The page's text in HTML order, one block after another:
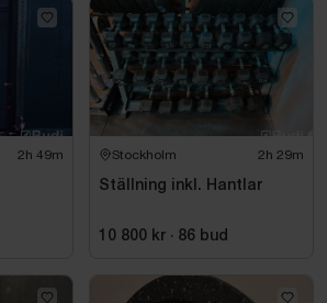
2h 49m Stockholm 2h 29m
Ställning inkl. Hantlar
10 800 kr · 86 bud